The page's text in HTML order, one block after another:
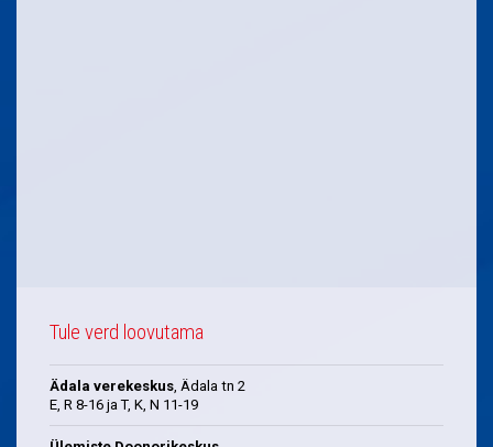
Tule verd loovutama
Ädala verekeskus, Ädala tn 2
E, R 8-16 ja T, K, N 11-19